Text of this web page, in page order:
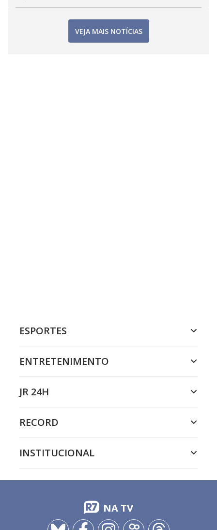
VEJA MAIS NOTÍCIAS
ESPORTES
ENTRETENIMENTO
JR 24H
RECORD
INSTITUCIONAL
NA TV